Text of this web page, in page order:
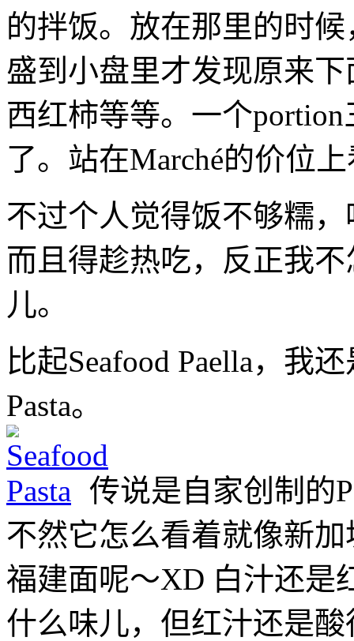
的拌饭。放在那里的时
盛到小盘里才发现原来
西红柿等等。一个
了。站在Marché的价位
不过个人觉得饭不够糯
而且得趁热吃，反正我
儿。
比起Seafood Paella，我
Pasta。
传说是自家创制的
不然它怎么看着就像新
福建面呢～XD 白汁还是
什么味儿，但红汁还是